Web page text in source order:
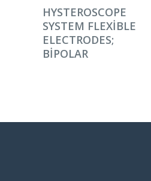
DEVAMINI OKU
HYSTEROSCOPE
SYSTEM FLEXIBLE
ELECTRODES;
BIPOLAR